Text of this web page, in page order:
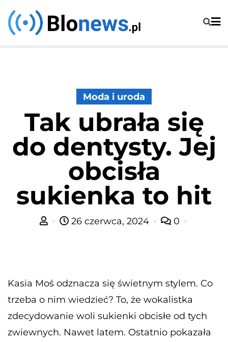
Skip
to
Moda i uroda
Tak ubrała się
do dentysty. Jej
obcisła
sukienka to hit
26 czerwca, 2024 0
Kasia Moś odznacza się świetnym stylem. Co
trzeba o nim wiedzieć? To, że wokalistka
zdecydowanie woli sukienki obcisłe od tych
zwiewnych. Nawet latem. Ostatnio pokazała